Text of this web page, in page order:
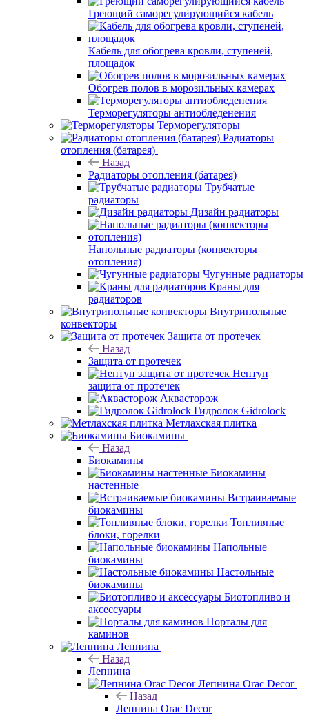
Греющий саморегулирующийся кабель
Кабель для обогрева кровли, ступеней,
площадок
Обогрев полов в морозильных камерах
Терморегуляторы антиобледенения
Терморегуляторы
Радиаторы
отопления (батарея)
Назад
Радиаторы отопления (батарея)
Трубчатые
радиаторы
Дизайн радиаторы
Напольные радиаторы (конвекторы
отопления)
Чугунные радиаторы
Краны для
радиаторов
Внутрипольные
конвекторы
Защита от протечек
Назад
Защита от протечек
Нептун
защита от протечек
Аквасторож
Гидролок Gidrolock
Метлахская плитка
Биокамины
Назад
Биокамины
Биокамины
настенные
Встраиваемые
биокамины
Топливные
блоки, горелки
Напольные
биокамины
Настольные
биокамины
Биотопливо и
аксессуары
Порталы для
каминов
Лепнина
Назад
Лепнина
Лепнина Orac Decor
Назад
Лепнина Orac Decor